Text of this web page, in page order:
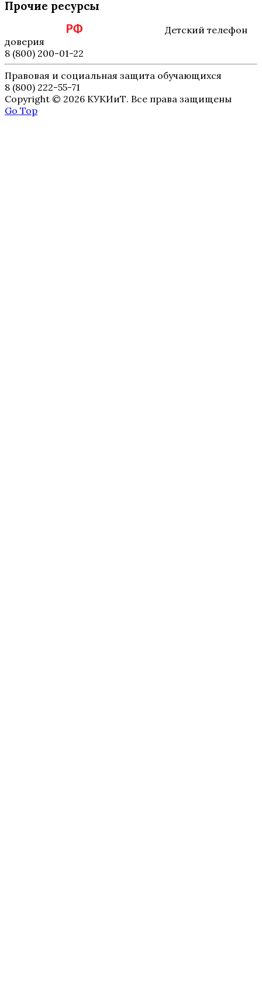
Прочие ресурсы
Детский телефон
доверия
8 (800) 200-01-22
Правовая и социальная защита обучающихся
8 (800) 222-55-71
Copyright © 2026 КУКИиТ. Все права защищены
Go Top